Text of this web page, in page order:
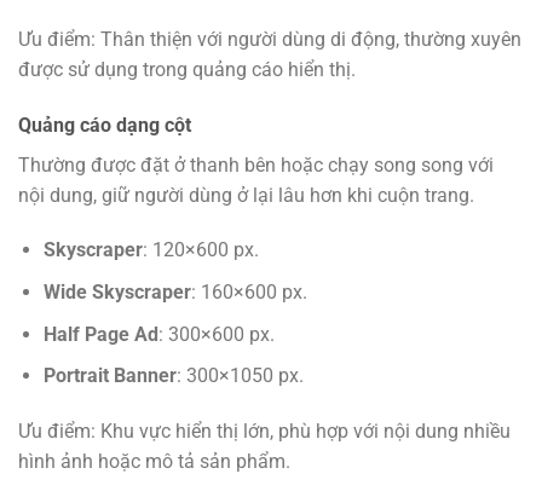
Ưu điểm: Thân thiện với người dùng di động, thường xuyên
được sử dụng trong quảng cáo hiển thị.
Quảng cáo dạng cột
Thường được đặt ở thanh bên hoặc chạy song song với
nội dung, giữ người dùng ở lại lâu hơn khi cuộn trang.
Skyscraper: 120×600 px.
Wide Skyscraper: 160×600 px.
Half Page Ad: 300×600 px.
Portrait Banner: 300×1050 px.
Ưu điểm: Khu vực hiển thị lớn, phù hợp với nội dung nhiều
hình ảnh hoặc mô tả sản phẩm.